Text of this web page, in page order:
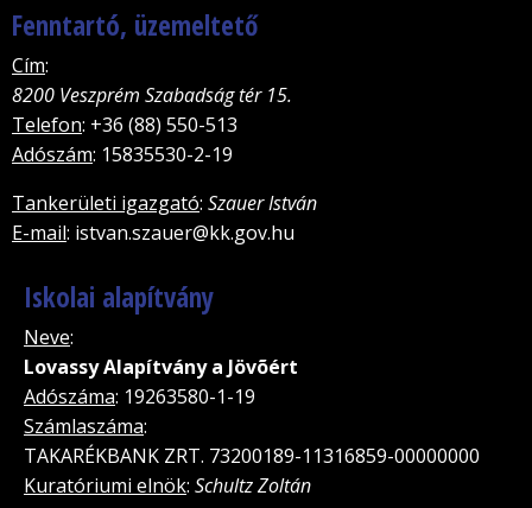
Fenntartó, üzemeltető
Cím:
8200 Veszprém Szabadság tér 15.
Telefon: +36 (88) 550-513
Adószám: 15835530-2-19
Tankerületi igazgató: Szauer István
E-mail: istvan.szauer@kk.gov.hu
Iskolai alapítvány
Neve:
Lovassy Alapítvány a Jövõért
Adószáma: 19263580-1-19
Számlaszáma:
TAKARÉKBANK ZRT. 73200189-11316859-00000000
Kuratóriumi elnök: Schultz Zoltán